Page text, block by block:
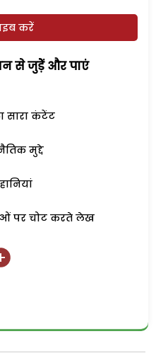
करें
से जुड़ेें और पाएं
सारा कंटेंट
मुद्दे
पर चोट करते लेख